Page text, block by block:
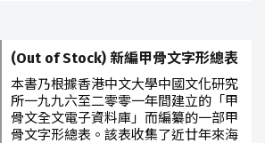
(Out of Stock) 新編甲骨文字形總表
本書乃根據香港中文大學中國文化研究
所一九九六至二零零一年間建立的「甲
骨文全文電子資料庫」而編纂的一部甲
骨文字形總表。該表收集了近廿年來海